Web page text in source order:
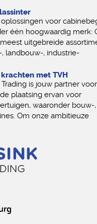
voor
één hoogwaardig merk:
uitgebreide
landbouw-, industrie-
met TVH
is jouw partner voor
plaatsing ervan voor
waaronder
Om onze ambitieuze